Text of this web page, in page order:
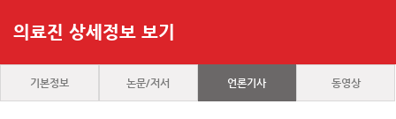
의료진 상세정보 보기
기본정보 논문/저서 언론기사 동영상